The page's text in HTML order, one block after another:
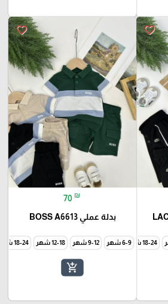
favorite_border
18-24 شهر 24-36 شهر
favorite_border
70 ₪
بدلة عملي BOSS A6613
6-9 شهر 9-12 شهر 12-18 شهر 18-24 شهر
add_shopping_cart